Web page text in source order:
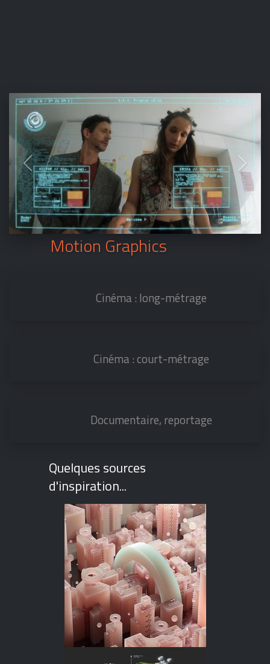
Motion Graphics
Cinéma : long-métrage
Cinéma : court-métrage
Documentaire, reportage
Quelques sources
d'inspiration...